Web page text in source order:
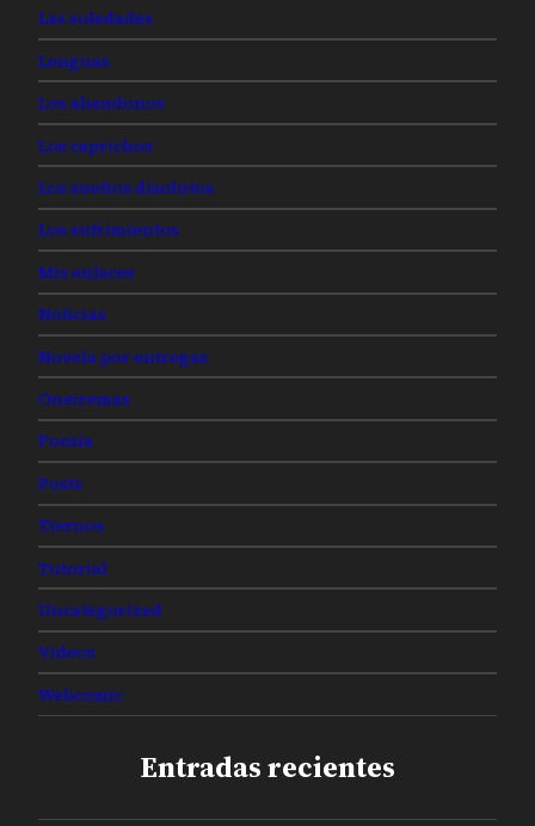
Las soledades
Lenguas
Los abandonos
Los caprichos
Los sueños disolutos
Los sufrimientos
Mis enlaces
Noticias
Novela por entregas
Oneiremas
Poesía
Posts
Tiernos
Tutorial
Uncategorized
Videos
Webcomic
Entradas recientes